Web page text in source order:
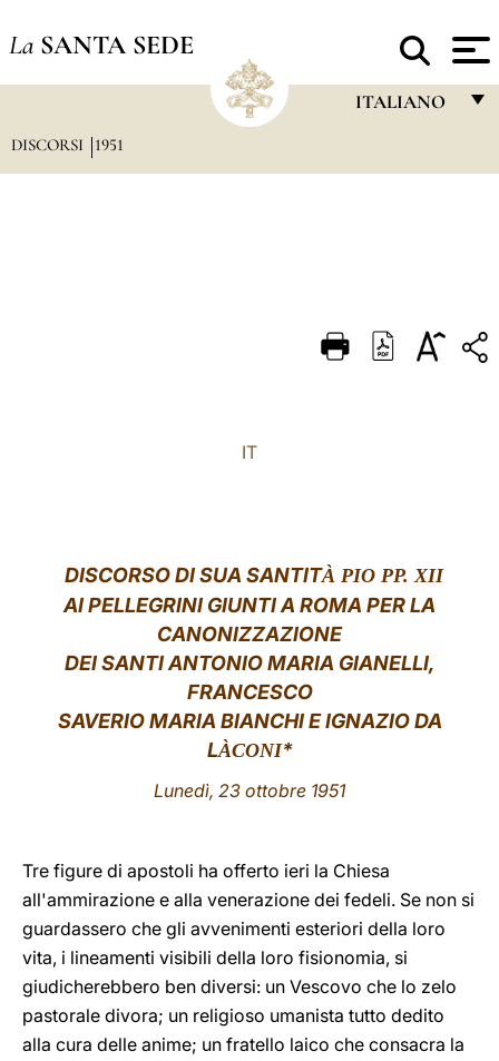
La SANTA SEDE
ITALIANO
DEUTSCH
DISCORSI 1951
IT
DISCORSODI SUA SANTITÀ PIO PP. XII
AI PELLEGRINI GIUNTI A ROMA PER LA
CANONIZZAZIONE
DEI SANTI ANTONIO MARIA GIANELLI,
FRANCESCO
SAVERIO MARIA BIANCHI E IGNAZIO DA
LÀCONI*
Lunedì, 23 ottobre 1951
Tre figure di apostoli ha offerto ieri la Chiesa
all'ammirazione e alla venerazione dei fedeli. Se non si
guardassero che gli avvenimenti esteriori della loro
vita, i lineamenti visibili della loro fisionomia, si
giudicherebbero ben diversi: un Vescovo che lo zelo
pastorale divora; un religioso umanista tutto dedito
alla cura delle anime; un fratello laico che consacra la